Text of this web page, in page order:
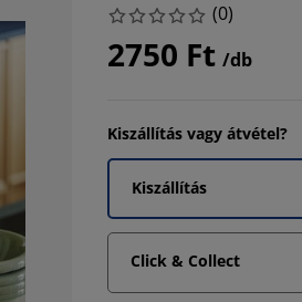
(0)
2750 Ft /db
Kiszállítás vagy átvétel?
Kiszállítás
Click & Collect